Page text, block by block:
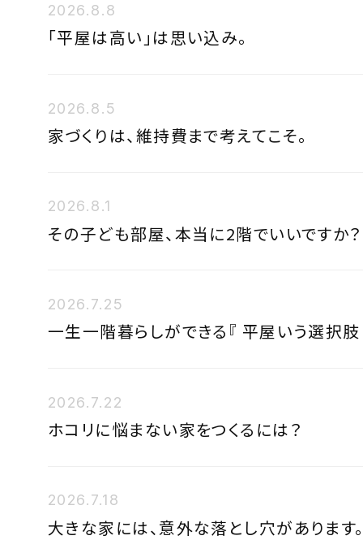
2026.8.8
「平屋は高い」は思い込み。
2026.8.5
家づくりは、維持費まで考えてこそ。
2026.8.1
その子ども部屋、本当に2階でいいですか？
2026.7.25
一生一階暮らしができる『 平屋いう選択肢
2026.7.22
ホコリに悩まない家をつくるには？
2026.7.18
大きな家には、意外な落とし穴があります